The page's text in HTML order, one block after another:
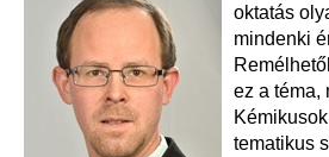
oktatás
mindenki
ez a téma,
tematikus